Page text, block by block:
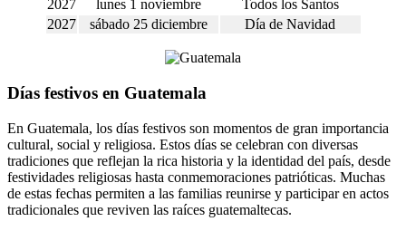
2027
lunes 1 noviembre
Todos los Santos
2027
sábado 25 diciembre Día de Navidad
Días festivos en Guatemala
En Guatemala, los días festivos son momentos de gran importancia
cultural, social y religiosa. Estos días se celebran con diversas
tradiciones que reflejan la rica historia y la identidad del país, desde
festividades religiosas hasta conmemoraciones patrióticas. Muchas
de estas fechas permiten a las familias reunirse y participar en actos
tradicionales que reviven las raíces guatemaltecas.